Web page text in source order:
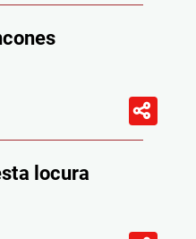
locura